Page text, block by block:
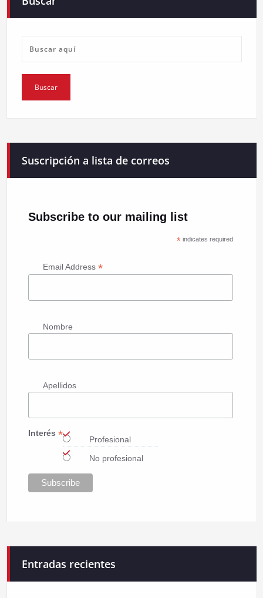
Suscripción a lista de correos
Subscribe to our mailing list
*indicates required
Email Address *
Nombre
Apellidos
Interés *
Profesional
No profesional
Entradas recientes